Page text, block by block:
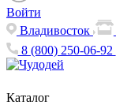
Войти
Владивосток
8 (800) 250-06-92
Каталог